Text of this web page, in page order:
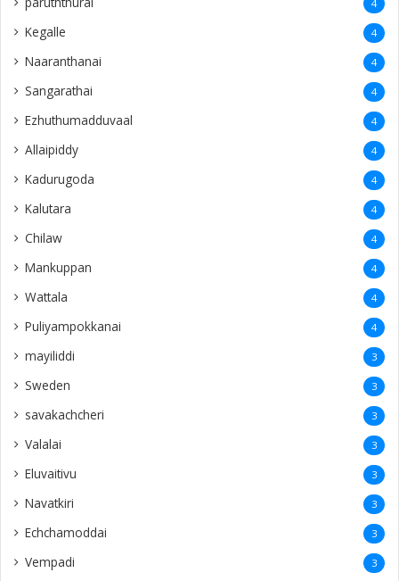
4
Kegalle 4
Naaranthanai 4
Sangarathai 4
Ezhuthumadduvaal 4
Allaipiddy 4
Kadurugoda 4
Kalutara 4
Chilaw 4
Mankuppan 4
Wattala 4
Puliyampokkanai 4
mayiliddi 3
Sweden 3
savakachcheri 3
Valalai 3
Eluvaitivu 3
Navatkiri 3
Echchamoddai 3
Vempadi 3